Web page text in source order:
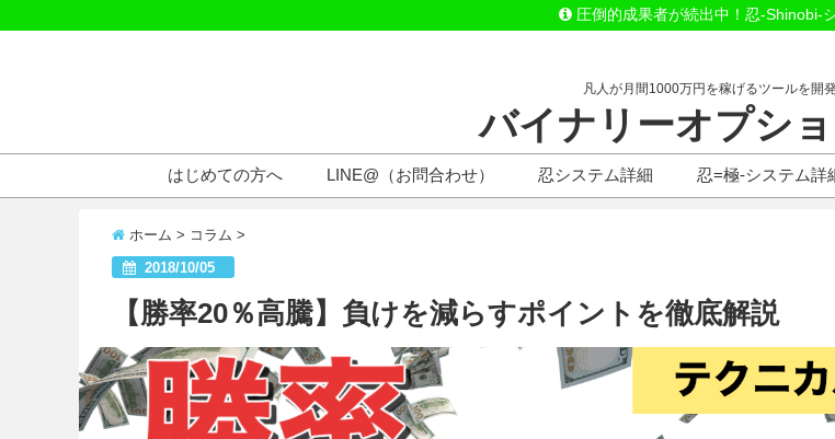
圧倒的成果者が続出中！忍-Shinobi-
凡人が月間1000万円を稼げるツールを開
バイナリーオプシ
はじめての方へ LINE@（お問合わせ） 忍システム詳細 忍=極-システム詳
ホーム > コラム >
2018/10/05
【勝率20％高騰】負けを減らすポイントを徹底解説